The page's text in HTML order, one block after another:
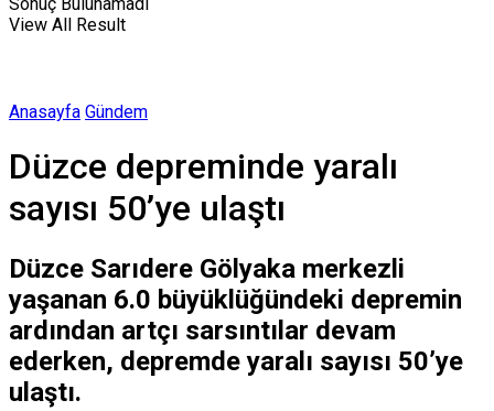
View All Result
Anasayfa Gündem
Düzce depreminde yaralı
sayısı 50’ye ulaştı
Düzce Sarıdere Gölyaka merkezli
yaşanan 6.0 büyüklüğündeki depremin
ardından artçı sarsıntılar devam
ederken, depremde yaralı sayısı 50’ye
ulaştı.